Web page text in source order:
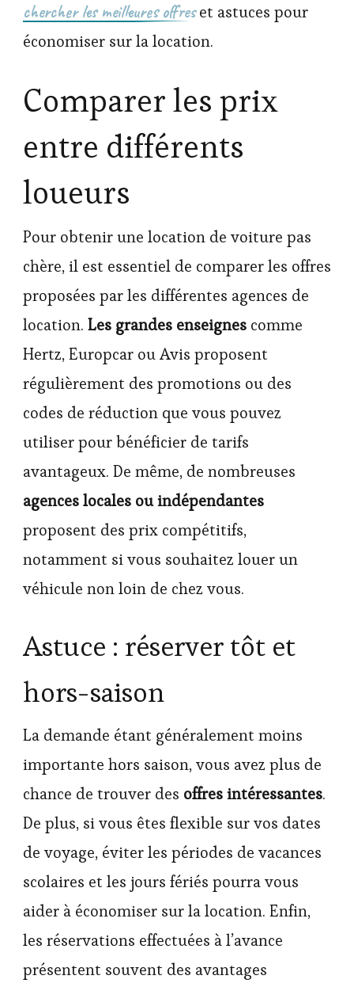
chercher les meilleures offreset astuces pour
économiser sur la location.
Comparer les prix
entre différents
loueurs
Pour obtenir une location de voiture pas
chère, il est essentiel de comparer les offres
proposées par les différentes agences de
location. Les grandes enseignes comme
Hertz, Europcar ou Avis proposent
régulièrement des promotions ou des
codes de réduction que vous pouvez
utiliser pour bénéficier de tarifs
avantageux. De même, de nombreuses
agences locales ou indépendantes
proposent des prix compétitifs,
notamment si vous souhaitez louer un
véhicule non loin de chez vous.
Astuce : réserver tôt et
hors-saison
La demande étant généralement moins
importante hors saison, vous avez plus de
chance de trouver des offres intéressantes.
De plus, si vous êtes flexible sur vos dates
de voyage, éviter les périodes de vacances
scolaires et les jours fériés pourra vous
aider à économiser sur la location. Enfin,
les réservations effectuées à l’avance
présentent souvent des avantages